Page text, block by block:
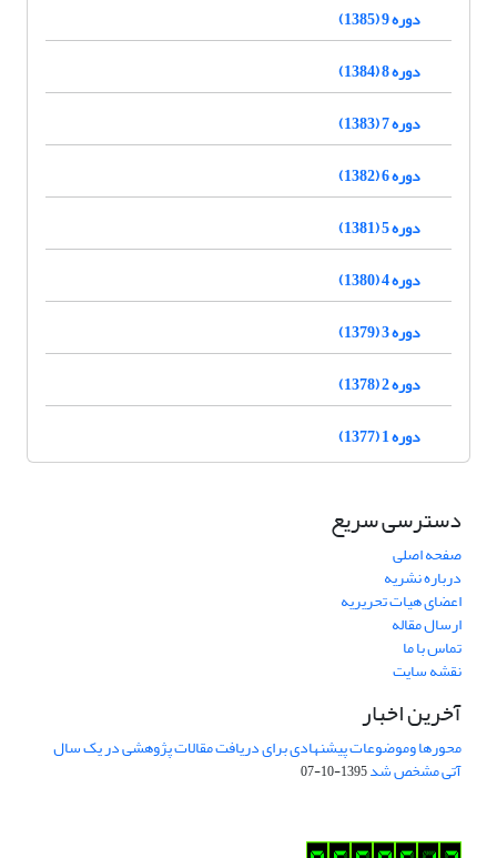
دوره 9 (1385)
دوره 8 (1384)
دوره 7 (1383)
دوره 6 (1382)
دوره 5 (1381)
دوره 4 (1380)
دوره 3 (1379)
دوره 2 (1378)
دوره 1 (1377)
دسترسی سریع
صفحه اصلی
درباره نشریه
اعضای هیات تحریریه
ارسال مقاله
تماس با ما
نقشه سایت
آخرین اخبار
محورها وموضوعات پیشنهادی برای دریافت مقالات پژوهشی در یک سال
آتی مشخص شد1395-10-07